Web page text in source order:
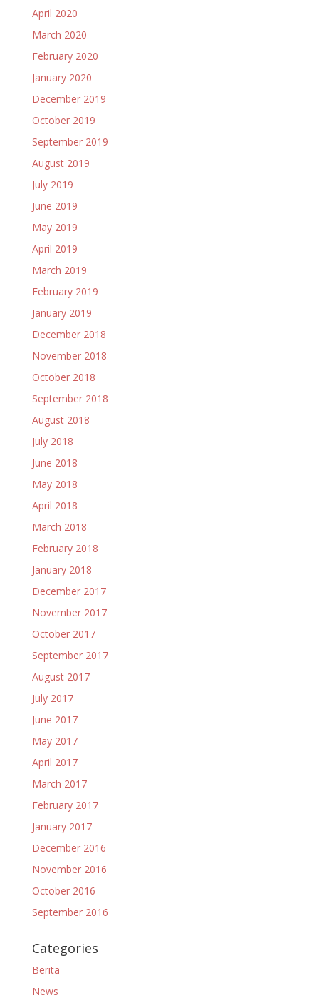
April 2020
March 2020
February 2020
January 2020
December 2019
October 2019
September 2019
August 2019
July 2019
June 2019
May 2019
April 2019
March 2019
February 2019
January 2019
December 2018
November 2018
October 2018
September 2018
August 2018
July 2018
June 2018
May 2018
April 2018
March 2018
February 2018
January 2018
December 2017
November 2017
October 2017
September 2017
August 2017
July 2017
June 2017
May 2017
April 2017
March 2017
February 2017
January 2017
December 2016
November 2016
October 2016
September 2016
Categories
Berita
News